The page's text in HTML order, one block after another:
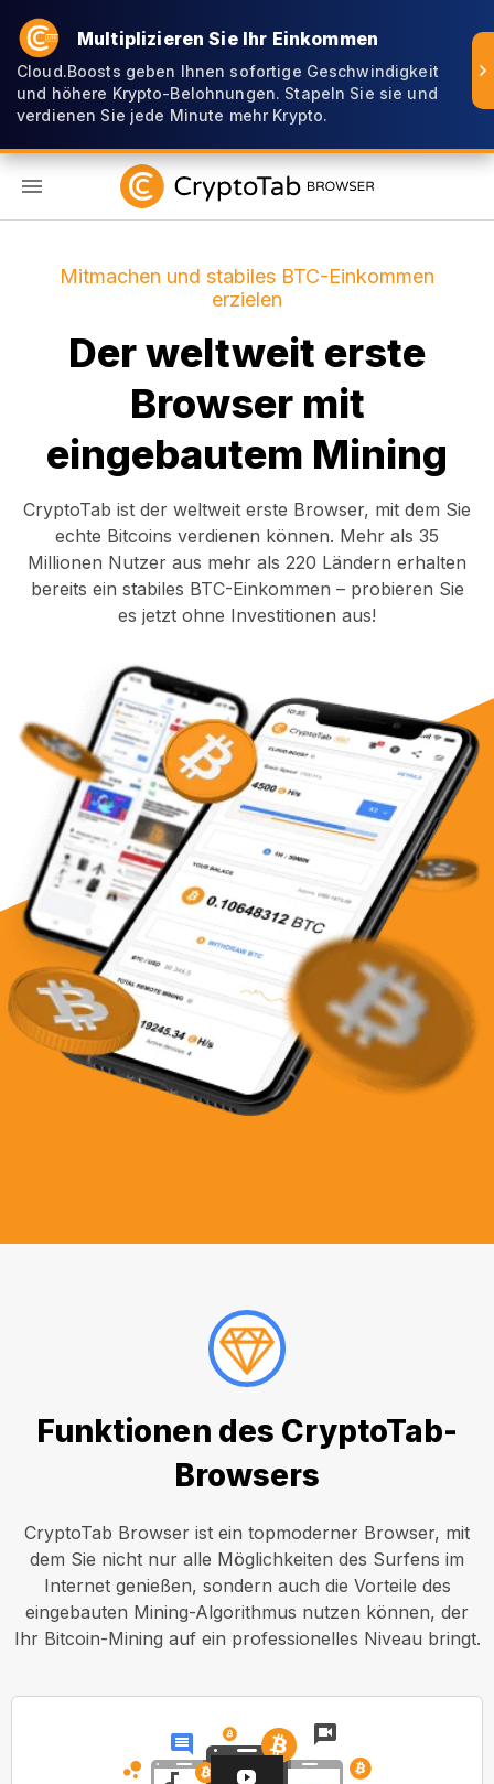
Multiplizieren Sie Ihr Einkommen
Cloud.Boosts geben Ihnen sofortige Geschwindigkeit
und höhere Krypto-Belohnungen. Stapeln Sie sie und
verdienen Sie jede Minute mehr Krypto.
Mitmachen und stabiles BTC-Einkommen
erzielen
Der weltweit erste
Browser mit
eingebautem Mining
CryptoTab ist der weltweit erste Browser, mit dem Sie
echte Bitcoins verdienen können. Mehr als 35
Millionen Nutzer aus mehr als 220 Ländern erhalten
bereits ein stabiles BTC-Einkommen – probieren Sie
es jetzt ohne Investitionen aus!
Funktionen des CryptoTab-
Browsers
CryptoTab Browser ist ein topmoderner Browser, mit
dem Sie nicht nur alle Möglichkeiten des Surfens im
Internet genießen, sondern auch die Vorteile des
eingebauten Mining-Algorithmus nutzen können, der
Ihr Bitcoin-Mining auf ein professionelles Niveau bringt.